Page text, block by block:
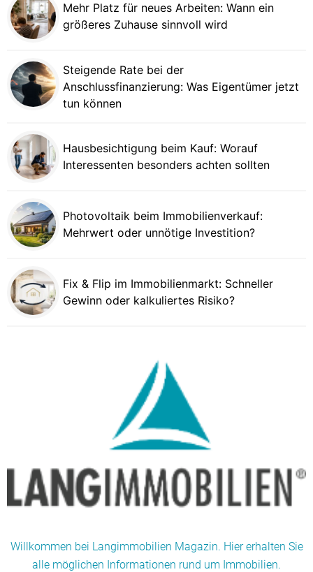
Mehr Platz für neues Arbeiten: Wann ein
größeres Zuhause sinnvoll wird
Steigende Rate bei der
Anschlussfinanzierung: Was Eigentümer jetzt
tun können
Hausbesichtigung beim Kauf: Worauf
Interessenten besonders achten sollten
Photovoltaik beim Immobilienverkauf:
Mehrwert oder unnötige Investition?
Fix & Flip im Immobilienmarkt: Schneller
Gewinn oder kalkuliertes Risiko?
Willkommen bei Langimmobilien Magazin. Hier erhalten Sie
alle möglichen Informationen rund um Immobilien.